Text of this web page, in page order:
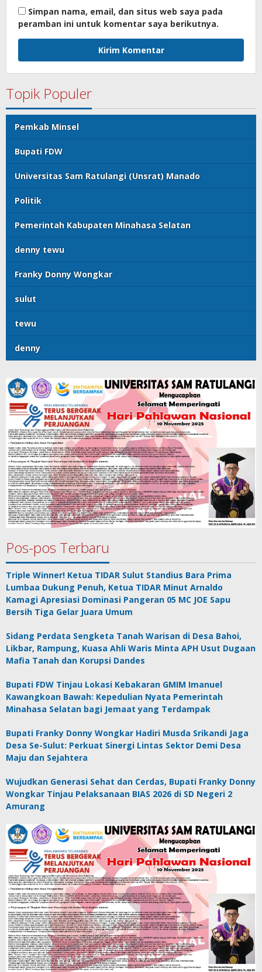
Simpan nama, email, dan situs web saya pada
peramban ini untuk komentar saya berikutnya.
Topik Populer
Pemkab Minsel
Bupati FDW
Universitas Sam Ratulangi (Unsrat) Manado
Politik
Pemerintah Kabupaten Minahasa Selatan
denny tewu
Franky Donny Wongkar
sulut
tewu
denny
Pos-pos Terbaru
Triple Winner! Ketua TIDAR Sulut Standius Bara Prima
Lumbaa Dukung Penuh, Ketua TIDAR Minut Arnaldo
Kamagi Apresiasi Dominasi Pangeran 05 MC JOE Sapu
Bersih Tiga Gelar Juara Umum
Sidang Perdata Sengketa Tanah Warisan di Desa Bahoi,
Likbar, Rampung, Kuasa Ahli Waris Minta APH Usut Dugaan
Mafia Tanah dan Korupsi Dandes
Bupati FDW Tinjau Lokasi Kebakaran GMIM Imanuel
Kawangkoan Bawah: Kepedulian Nyata Pemerintah
Minahasa Selatan bagi Jemaat yang Terdampak
Bupati Franky Donny Wongkar Hadiri Musda Srikandi Jaga
Desa Se-Sulut: Perkuat Sinergi Lintas Sektor Demi Desa
Maju dan Sejahtera
Wujudkan Generasi Sehat dan Cerdas, Bupati Franky Donny
Wongkar Tinjau Pelaksanaan BIAS 2026 di SD Negeri 2
Amurang